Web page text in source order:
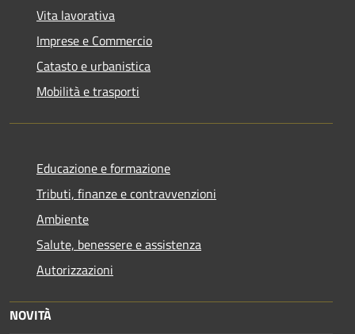
Vita lavorativa
Imprese e Commercio
Catasto e urbanistica
Mobilità e trasporti
Educazione e formazione
Tributi, finanze e contravvenzioni
Ambiente
Salute, benessere e assistenza
Autorizzazioni
NOVITÀ